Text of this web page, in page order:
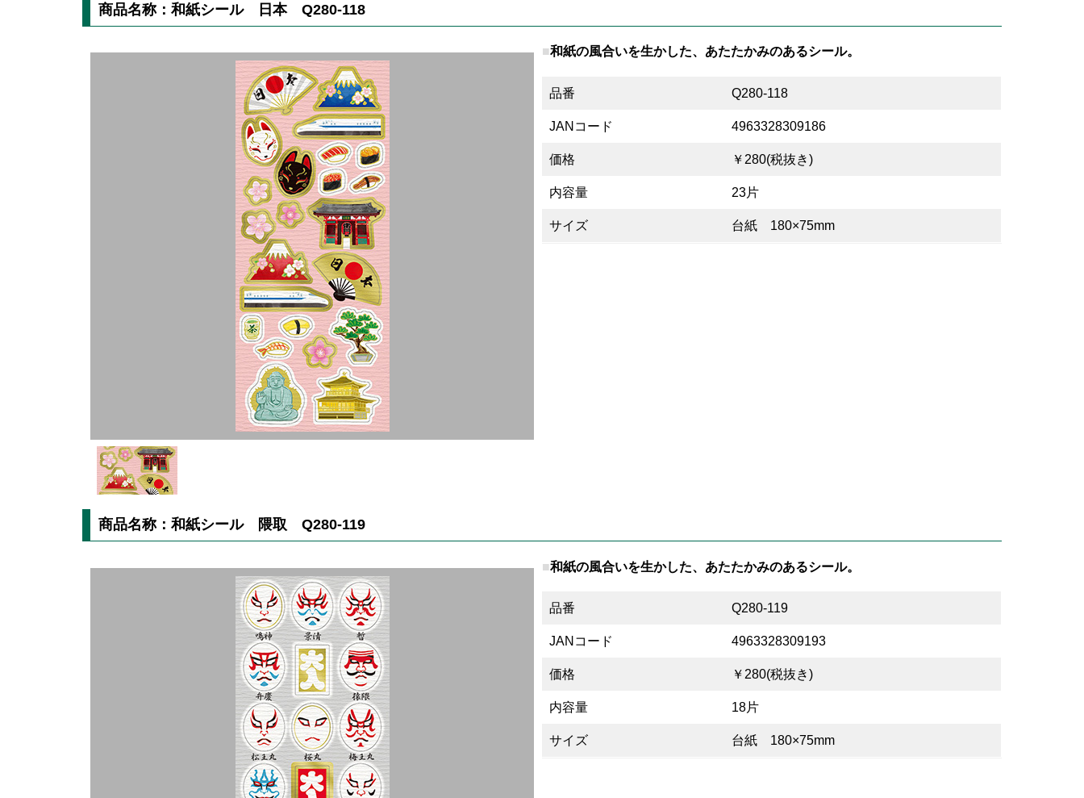
商品名称：和紙シール 日本 Q280-118
和紙の風合いを生かした、あたたかみのあるシール。
品番 Q280-118
JANコード 4963328309186
価格 ￥280(税抜き)
内容量 23片
サイズ 台紙 180×75mm
商品名称：和紙シール 隈取 Q280-119
和紙の風合いを生かした、あたたかみのあるシール。
品番 Q280-119
JANコード 4963328309193
価格 ￥280(税抜き)
内容量 18片
サイズ 台紙 180×75mm